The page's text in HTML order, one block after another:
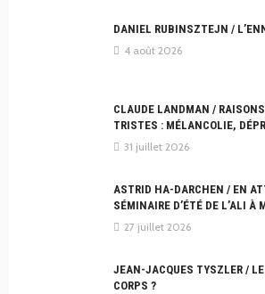
DANIEL RUBINSZTEJN /
4 août 2026
CLAUDE LANDMAN /
TRISTES : MÉLANCOLIE,
31 juillet 2026
ASTRID HA-DARCHEN / EN
SÉMINAIRE D’ÉTÉ DE L’ALI À
27 juillet 2026
JEAN-JACQUES TYSZLER /
CORPS ?